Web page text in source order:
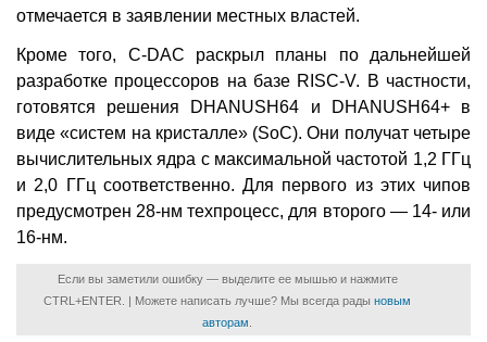
отмечается в заявлении местных властей.
Кроме того, C-DAC раскрыл планы по дальнейшей
разработке процессоров на базе RISC-V. В частности,
готовятся решения DHANUSH64 и DHANUSH64+ в
виде «систем на кристалле» (SoC). Они получат четыре
вычислительных ядра с максимальной частотой 1,2 ГГц
и 2,0 ГГц соответственно. Для первого из этих чипов
предусмотрен 28-нм техпроцесс, для второго — 14- или
16-нм.
Если вы заметили ошибку — выделите ее мышью и нажмите
CTRL+ENTER. | Можете написать лучше? Мы всегда рады новым
авторам